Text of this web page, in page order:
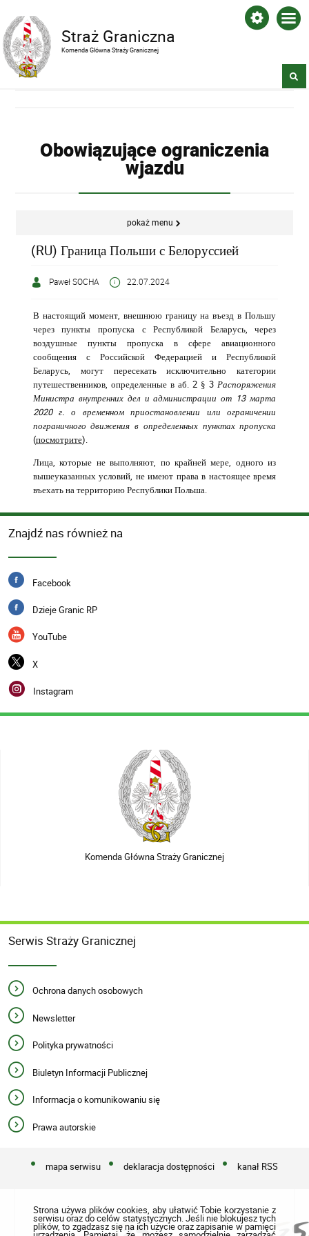
Straż Graniczna
Komenda Główna Straży Granicznej
Obowiązujące ograniczenia
wjazdu
pokaż menu
(RU) Граница Польши с Белоруссией
Paweł SOCHA 22.07.2024
В настоящий момент, внешнюю границу на въезд в Польшу
через пункты пропуска с Республикой Беларусь, через
воздушные пункты пропуска в сфере авиационного
сообщения с Российской Федерацией и Республикой
Беларусь, могут пересекать исключительно категории
путешественников, определенные в аб. 2 § 3Распоряжения
Министра внутренних дел и администрации от 13 марта
2020 г. о временном приостановлении или ограничении
пограничного движения в определенных пунктах пропуска
(посмотрите).
Лица, которые не выполняют, по крайней мере, одного из
вышеуказанных условий, не имеют права в настоящее время
въехать на территорию Республики Польша.
Znajdź nas również na
Facebook
Dzieje Granic RP
YouTube
X
Instagram
Komenda Główna Straży Granicznej
Serwis Straży Granicznej
Ochrona danych osobowych
Newsletter
Polityka prywatności
Biuletyn Informacji Publicznej
Informacja o komunikowaniu się
Prawa autorskie
mapa serwisu deklaracja dostępności kanał RSS
Strona używa plików cookies, aby ułatwić Tobie korzystanie z
serwisu oraz do celów statystycznych. Jeśli nie blokujesz tych
plików, to zgadzasz się na ich użycie oraz zapisanie w pamięci